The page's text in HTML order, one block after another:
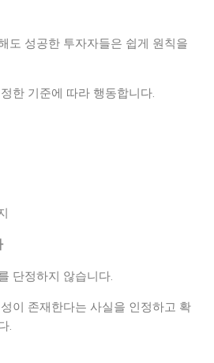
도 성공한 투자자들은 쉽게 원칙을
한 기준에 따라 행동합니다.
단정하지 않습니다.
이 존재한다는 사실을 인정하고 확
.